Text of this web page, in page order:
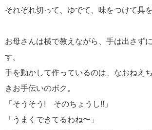
それぞれ切って、ゆでて、味をつけて具を
お母さんは横で教えながら、手は出さず
す。
手を動かして作っているのは、なおねえ
きお手伝いのボク。
「そうそう! そのちょうし!!」
「うまくできてるわね〜」